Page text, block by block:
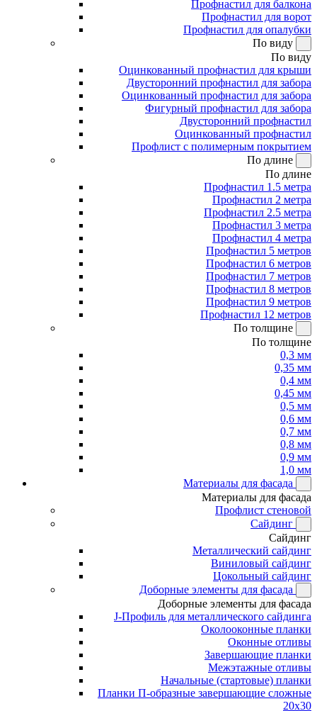
Профнастил для балкона
Профнастил для ворот
Профнастил для опалубки
По виду
По виду
Оцинкованный профнастил для крыши
Двусторонний профнастил для забора
Оцинкованный профнастил для забора
Фигурный профнастил для забора
Двусторонний профнастил
Оцинкованный профнастил
Профлист с полимерным покрытием
По длине
По длине
Профнастил 1.5 метра
Профнастил 2 метра
Профнастил 2.5 метра
Профнастил 3 метра
Профнастил 4 метра
Профнастил 5 метров
Профнастил 6 метров
Профнастил 7 метров
Профнастил 8 метров
Профнастил 9 метров
Профнастил 12 метров
По толщине
По толщине
0,3 мм
0,35 мм
0,4 мм
0,45 мм
0,5 мм
0,6 мм
0,7 мм
0,8 мм
0,9 мм
1,0 мм
Материалы для фасада
Материалы для фасада
Профлист стеновой
Сайдинг
Сайдинг
Металлический сайдинг
Виниловый сайдинг
Цокольный сайдинг
Доборные элементы для фасада
Доборные элементы для фасада
J-Профиль для металлического сайдинга
Околооконные планки
Оконные отливы
Завершающие планки
Межэтажные отливы
Начальные (стартовые) планки
Планки П-образные завершающие сложные
20x30